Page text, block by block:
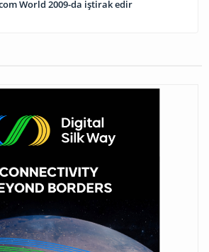
World 2009-da iştirak edir